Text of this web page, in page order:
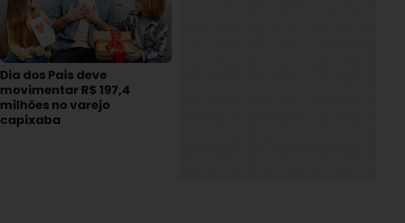
Dia dos Pais deve
movimentar R$ 197,4
milhões no varejo
capixaba